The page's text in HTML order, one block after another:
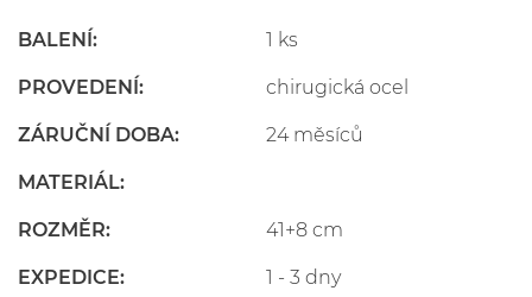
BALENÍ: 1 ks
PROVEDENÍ: chirugická ocel
ZÁRUČNÍ DOBA: 24 měsíců
MATERIÁL:
ROZMĚR: 41+8 cm
EXPEDICE: 1 - 3 dny